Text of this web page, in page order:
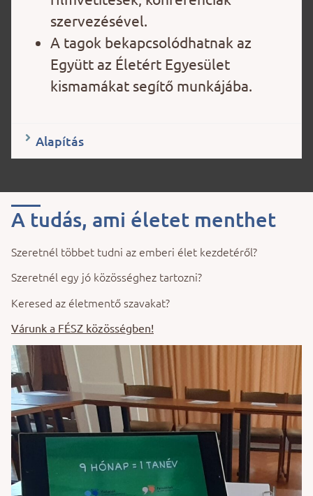
szervezésével.
A tagok bekapcsolódhatnak az
Együtt az Életért Egyesület
kismamákat segítő munkájába.
Alapítás
A tudás, ami életet menthet
Szeretnél többet tudni az emberi élet kezdetéről?
Szeretnél egy jó közösséghez tartozni?
Keresed az életmentő szavakat?
Várunk a FÉSZ közösségben!